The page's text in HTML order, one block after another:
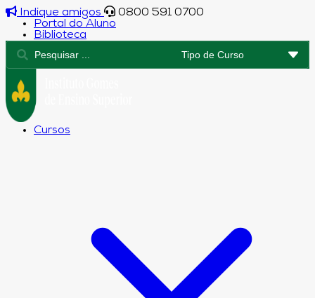
Indique amigos
0800 591 0700
Portal do Aluno
Biblioteca
Cursos